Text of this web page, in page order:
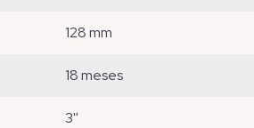
128 mm
18 meses
3''